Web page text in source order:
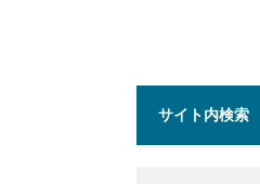
サイト内検索